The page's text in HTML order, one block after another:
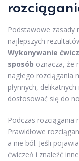
Podstawowe zasady
najlepszych
Wykonywanie
sposób oznacza, że
nagłego rozciągania
płynnych,
dostosować się do
Podczas rozciągania
Prawidłowe
a nie ból. Jeśli
ćwiczeń i znaleźć